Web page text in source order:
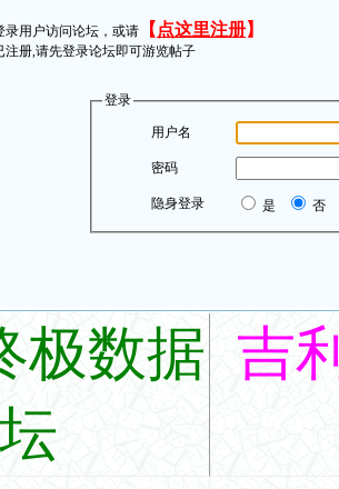
录用户访问论坛，或请 【 点这里注册】
注册,请先登录论坛即可游览帖子
登录
用户名
密码
隐身登录 是 否
极数据
坛
吉